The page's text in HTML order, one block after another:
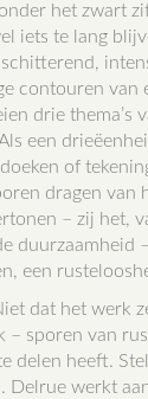
het zwart
iets te lang
contouren van
drie thema’s
een
of
dragen van
– zij het,
duurzaamheid
een
dat het werk
sporen van
delen heeft.
Delrue werkt